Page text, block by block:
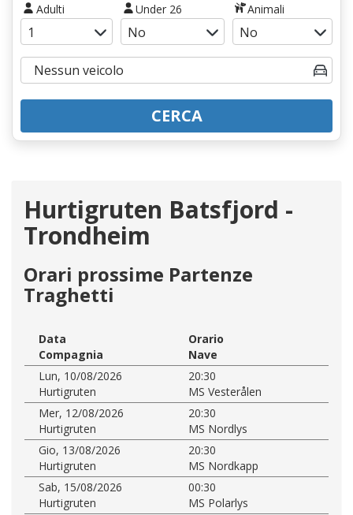
Adulti Under 26 Animali
CERCA
Hurtigruten Batsfjord -
Trondheim
Orari prossime Partenze
Traghetti
Data
Orario
Compagnia
Nave
Lun, 10/08/2026
20:30
Hurtigruten
MS Vesterålen
Mer, 12/08/2026
20:30
Hurtigruten
MS Nordlys
Gio, 13/08/2026
20:30
Hurtigruten
MS Nordkapp
Sab, 15/08/2026
00:30
Hurtigruten
MS Polarlys